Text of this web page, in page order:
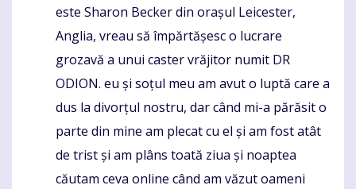
este Sharon Becker din orașul Leicester,
Anglia, vreau să împărtășesc o lucrare
grozavă a unui caster vrăjitor numit DR
ODION. eu și soțul meu am avut o luptă care a
dus la divorțul nostru, dar când mi-a părăsit o
parte din mine am plecat cu el și am fost atât
de trist și am plâns toată ziua și noaptea
căutam ceva online când am văzut oameni